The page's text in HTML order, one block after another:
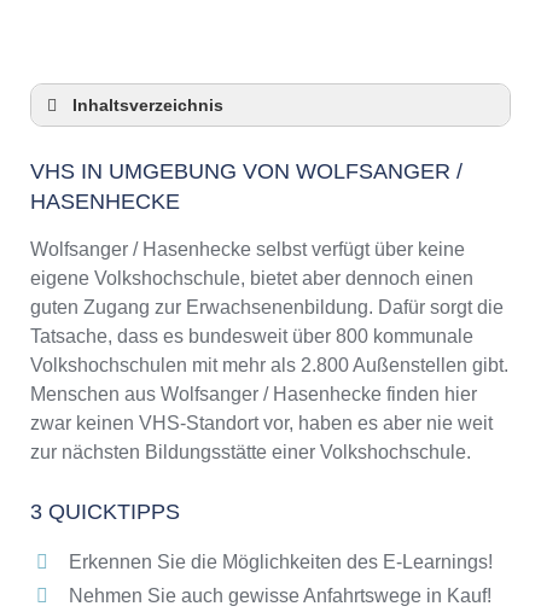
Inhaltsverzeichnis
Hasenhecke
3 Quicktipps
Hasenhecke finden
Keine VHS in Wolfsanger / Hasenhecke
Online-Kurse: Pro und Contra
Online-Kurse als alternative Angebote zu
VHS-Kursen
Die VHS als Inbegriff der Erwachsenenbildung
Das bundesweite Netzwerk der
Abendschulen rund um Wolfsanger /
Checkliste: So erkennen Sie gute
Bildungsangebote der VHS
VHS IN UMGEBUNG VON WOLFSANGER /
HASENHECKE
Wolfsanger / Hasenhecke selbst verfügt über keine
eigene Volkshochschule, bietet aber dennoch einen
guten Zugang zur Erwachsenenbildung. Dafür sorgt die
Tatsache, dass es bundesweit über 800 kommunale
Volkshochschulen mit mehr als 2.800 Außenstellen gibt.
Menschen aus Wolfsanger / Hasenhecke finden hier
zwar keinen VHS-Standort vor, haben es aber nie weit
zur nächsten Bildungsstätte einer Volkshochschule.
3 QUICKTIPPS
Erkennen Sie die Möglichkeiten des E-Learnings!
Nehmen Sie auch gewisse Anfahrtswege in Kauf!